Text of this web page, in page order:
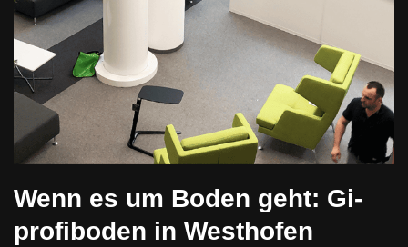
Wenn es um Boden geht: Gi-
profiboden in Westhofen